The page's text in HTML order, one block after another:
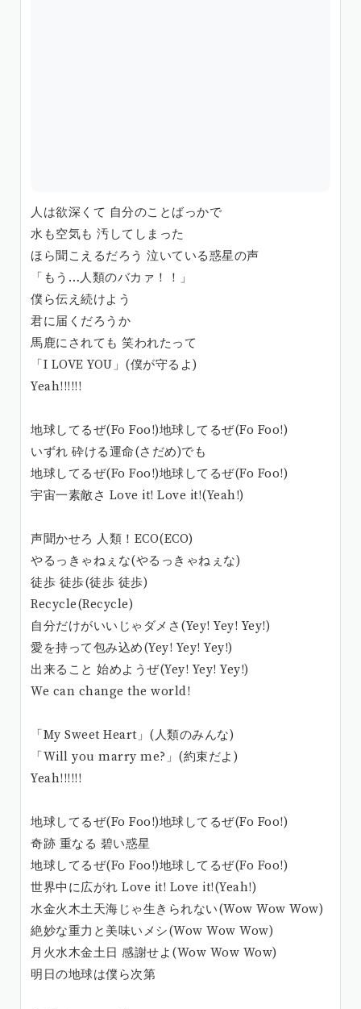
人は欲深くて 自分のことばっかで
水も空気も 汚してしまった
ほら聞こえるだろう 泣いている惑星の声
「もう…人類のバカァ！！」
僕ら伝え続けよう
君に届くだろうか
馬鹿にされても 笑われたって
「I LOVE YOU」(僕が守るよ)
Yeah!!!!!!
地球してるぜ(Fo Foo!)地球してるぜ(Fo Foo!)
いずれ 砕ける運命(さだめ)でも
地球してるぜ(Fo Foo!)地球してるぜ(Fo Foo!)
宇宙一素敵さ Love it! Love it!(Yeah!)
声聞かせろ 人類！ECO(ECO)
やるっきゃねぇな(やるっきゃねぇな)
徒歩 徒歩(徒歩 徒歩)
Recycle(Recycle)
自分だけがいいじゃダメさ(Yey! Yey! Yey!)
愛を持って包み込め(Yey! Yey! Yey!)
出来ること 始めようぜ(Yey! Yey! Yey!)
We can change the world!
「My Sweet Heart」(人類のみんな)
「Will you marry me?」(約束だよ)
Yeah!!!!!!
地球してるぜ(Fo Foo!)地球してるぜ(Fo Foo!)
奇跡 重なる 碧い惑星
地球してるぜ(Fo Foo!)地球してるぜ(Fo Foo!)
世界中に広がれ Love it! Love it!(Yeah!)
水金火木土天海じゃ生きられない(Wow Wow Wow)
絶妙な重力と美味いメシ(Wow Wow Wow)
月火水木金土日 感謝せよ(Wow Wow Wow)
明日の地球は僕ら次第